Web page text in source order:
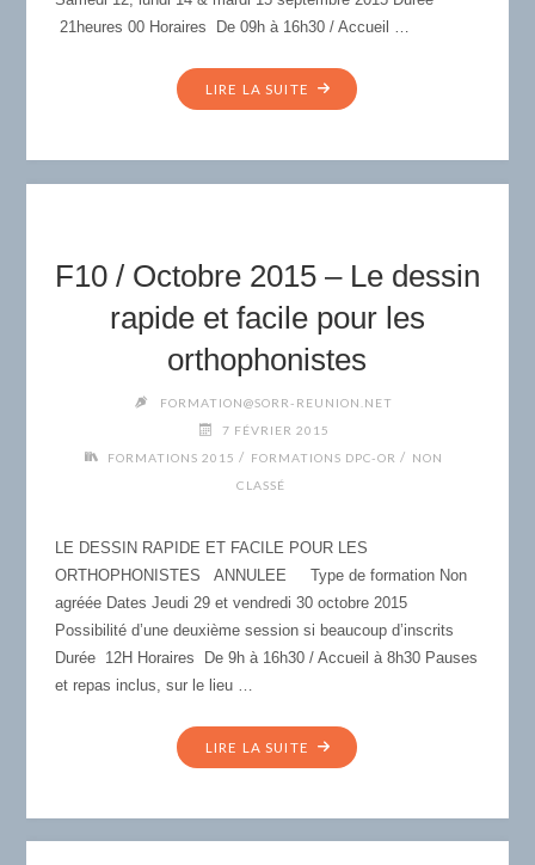
21heures 00 Horaires De 09h à 16h30 / Accueil …
LIRE LA SUITE "F9
L’INTERVENTION
ORTHOPHONIQUE
AUPRÈS
DES
DE
L’ÉVALUATION
À
LA
RÉÉDUCATION
F10 / Octobre 2015 – Le dessin
rapide et facile pour les
orthophonistes
FORMATION@SORR-REUNION.NET
7 FÉVRIER 2015
FORMATIONS 2015 / FORMATIONS DPC-OR / NON
CLASSÉ
LE DESSIN RAPIDE ET FACILE POUR LES
ORTHOPHONISTES ANNULEE Type de formation Non
agréée Dates Jeudi 29 et vendredi 30 octobre 2015
Possibilité d’une deuxième session si beaucoup d’inscrits
Durée 12H Horaires De 9h à 16h30 / Accueil à 8h30 Pauses
et repas inclus, sur le lieu …
LIRE LA SUITE "F10
/